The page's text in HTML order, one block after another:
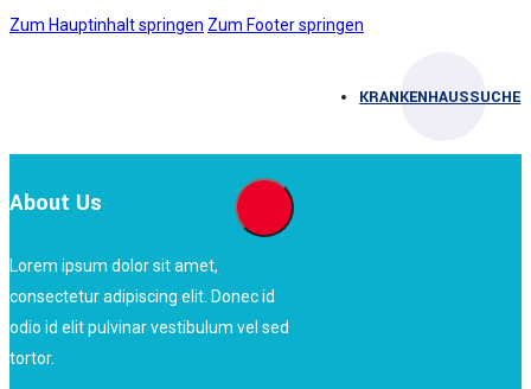
Zum Hauptinhalt springen Zum Footer springen
KRANKENHAUSSUCHE
About Us
Lorem ipsum dolor sit amet,
consectetur adipiscing elit. Donec id
odio id elit pulvinar vestibulum vel sed
tortor.